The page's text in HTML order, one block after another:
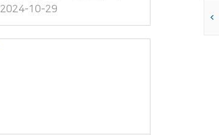
2024-10-29